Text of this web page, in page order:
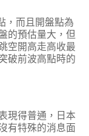
，而且開盤點為
的預估量大，但
空開高走高收最
破前波高點時的
現得普通，日本
有特殊的消息面